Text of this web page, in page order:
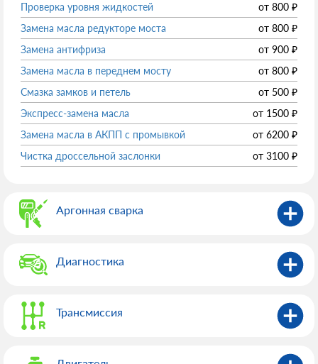
Проверка уровня жидкостей
от 800 ₽
Замена масла редукторе моста
от 800 ₽
Замена антифриза
от 900 ₽
Замена масла в переднем мосту
от 800 ₽
Смазка замков и петель
от 500 ₽
Экспресс-замена масла
от 1500 ₽
Замена масла в АКПП с промывкой
от 6200 ₽
Чистка дроссельной заслонки
от 3100 ₽
Аргонная сварка
Диагностика
Трансмиссия